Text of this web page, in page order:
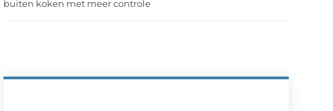
buiten koken met meer controle